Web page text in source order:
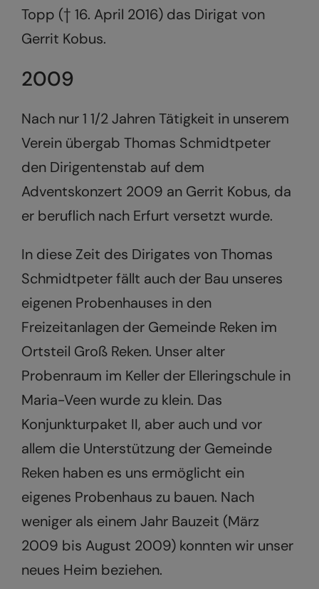
Topp († 16. April 2016) das Dirigat von
Gerrit Kobus.
2009
Nach nur 1 1/2 Jahren Tätigkeit in unserem
Verein übergab Thomas Schmidtpeter
den Dirigentenstab auf dem
Adventskonzert 2009 an Gerrit Kobus, da
er beruflich nach Erfurt versetzt wurde.
In diese Zeit des Dirigates von Thomas
Schmidtpeter fällt auch der Bau unseres
eigenen Probenhauses in den
Freizeitanlagen der Gemeinde Reken im
Ortsteil Groß Reken. Unser alter
Probenraum im Keller der Elleringschule in
Maria-Veen wurde zu klein. Das
Konjunkturpaket II, aber auch und vor
allem die Unterstützung der Gemeinde
Reken haben es uns ermöglicht ein
eigenes Probenhaus zu bauen. Nach
weniger als einem Jahr Bauzeit (März
2009 bis August 2009) konnten wir unser
neues Heim beziehen.